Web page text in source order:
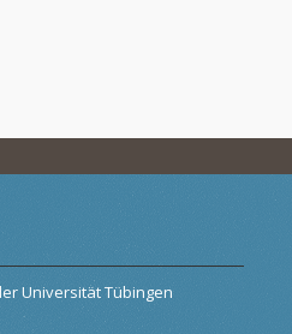
Universität Tübingen